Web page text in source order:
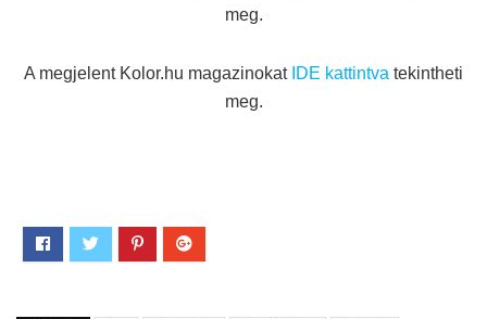
meg.
A megjelent Kolor.hu magazinokat IDE kattintva tekintheti
meg.